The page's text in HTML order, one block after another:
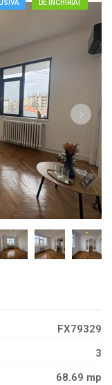
DE INCHIRIAT
FX79329
3
68.69 mp